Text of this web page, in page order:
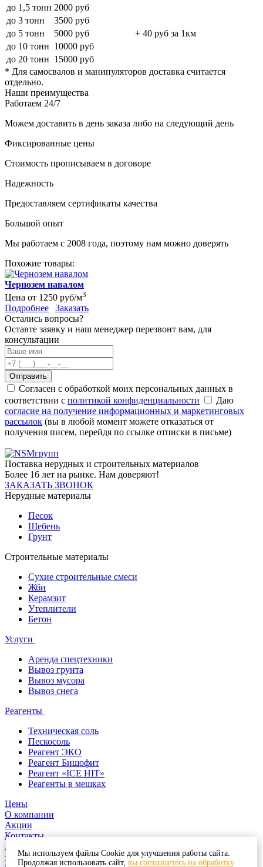
до 1,5 тонн 2000 руб
+ 40 руб за 1км
до 3 тонн
3500 руб
до 5 тонн
5000 руб
до 10 тонн 10000 руб
до 20 тонн 15000 руб
* Для самосвалов и манипуляторов доставка считается
отдельно.
Наши преимущества
Работаем 24/7
Можем доставить в день заказа либо на следующий день
Фиксированные цены
Стоимость прописываем в договоре
Надежность
Предоставляем сертификаты качества
Большой опыт
Мы работаем с 2008 года, поэтому нам можно доверять
Похожие товары:
Чернозем навалом
Цена от 1250 руб/м3
Подробнее
Заказать
Остались вопросы?
Оставте заявку и наш менеджер перезвонт вам, для
консультации
Отправить
Согласен с обработкой моих персональных данных в
соответствии с политикой конфиденциальности
Даю
согласие на получение информационных и маркетинговых
рассылок (вы в любой момент можете отказаться от
получения писем, перейдя по ссылке отписки в письме)
Поставка нерудных и строительных материалов
Более 16 лет на рынке. Нам доверяют!
ЗАКАЗАТЬ ЗВОНОК
Нерудные материалы
Песок
Щебень
Грунт
Строительные материалы
Сухие строительные смеси
Жби
Керамзит
Утеплители
Бетон
Услуги
Аренда спецтехники
Вывоз грунта
Вывоз мусора
Вывоз снега
Реагенты
Техническая соль
Пескосоль
Реагент ЭКО
Реагент Бишофит
Реагент «ICE HIT»
Реагенты в мешках
Цены
О компании
Акции
Контакты
Доставка и оплата
+7 (495) 532-35-60
Мы используем файлы Cookie для улучшения работы сайта.
Продолжая использовать сайт, вы соглашаетесь на обработку